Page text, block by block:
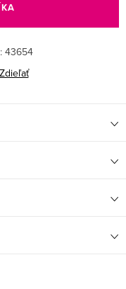
43654
Zdieľať